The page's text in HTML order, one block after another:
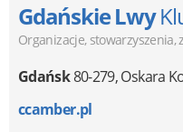
Gdańskie Lwy
Organizacje, stowarzyszenia,
Gdańsk80-279,Oskara
ccamber.pl